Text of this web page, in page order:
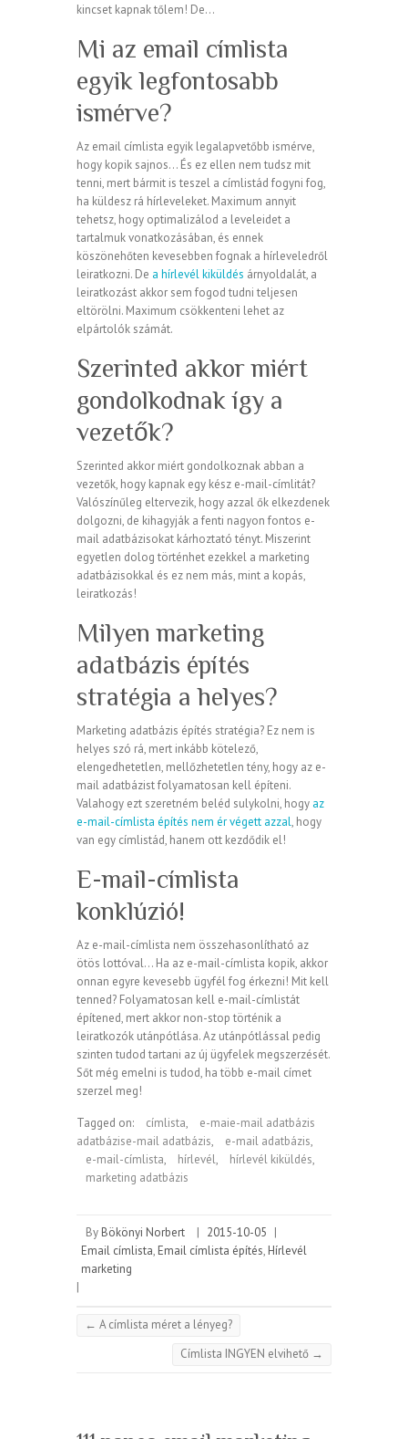
kincset kapnak tőlem! De…
Mi az email címlista
egyik legfontosabb
ismérve?
Az email címlista egyik legalapvetőbb ismérve,
hogy kopik sajnos… És ez ellen nem tudsz mit
tenni, mert bármit is teszel a címlistád fogyni fog,
ha küldesz rá hírleveleket. Maximum annyit
tehetsz, hogy optimalizálod a leveleidet a
tartalmuk vonatkozásában, és ennek
köszönehőten kevesebben fognak a hírleveledről
leiratkozni. De a hírlevél kiküldés árnyoldalát, a
leiratkozást akkor sem fogod tudni teljesen
eltörölni. Maximum csökkenteni lehet az
elpártolók számát.
Szerinted akkor miért
gondolkodnak így a
vezetők?
Szerinted akkor miért gondolkoznak abban a
vezetők, hogy kapnak egy kész e-mail-címlitát?
Valószínűleg eltervezik, hogy azzal ők elkezdenek
dolgozni, de kihagyják a fenti nagyon fontos e-
mail adatbázisokat kárhoztató tényt. Miszerint
egyetlen dolog történhet ezekkel a marketing
adatbázisokkal és ez nem más, mint a kopás,
leiratkozás!
Milyen marketing
adatbázis építés
stratégia a helyes?
Marketing adatbázis építés stratégia? Ez nem is
helyes szó rá, mert inkább kötelező,
elengedhetetlen, mellőzhetetlen tény, hogy az e-
mail adatbázist folyamatosan kell építeni.
Valahogy ezt szeretném beléd sulykolni, hogy az
e-mail-címlista építés nem ér végett azzal, hogy
van egy címlistád, hanem ott kezdődik el!
E-mail-címlista
konklúzió!
Az e-mail-címlista nem összehasonlítható az
ötös lottóval… Ha az e-mail-címlista kopik, akkor
onnan egyre kevesebb ügyfél fog érkezni! Mit kell
tenned? Folyamatosan kell e-mail-címlistát
építened, mert akkor non-stop történik a
leiratkozók utánpótlása. Az utánpótlással pedig
szinten tudod tartani az új ügyfelek megszerzését.
Sőt még emelni is tudod, ha több e-mail címet
szerzel meg!
Tagged on: címlista,
e-maie-mail adatbázis
adatbázise-mail adatbázis, e-mail adatbázis,
e-mail-címlista, hírlevél, hírlevél kiküldés,
marketing adatbázis
By Bökönyi Norbert | 2015-10-05 |
Email címlista, Email címlista építés, Hírlevél
marketing
|
← A címlista méret a lényeg?
Címlista INGYEN elvihető →